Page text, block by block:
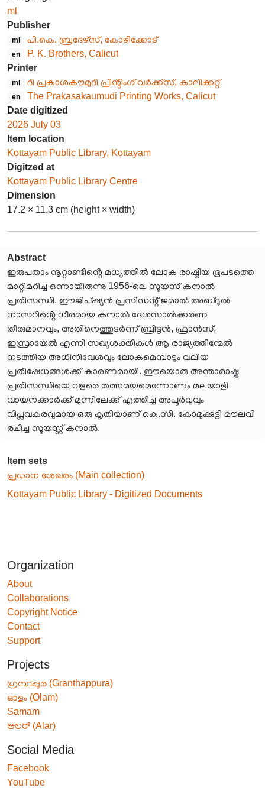
ml
Publisher
ml പി.കെ. ബ്രദേഴ്സ്, കോഴിക്കോട്
en
P. K. Brothers, Calicut
Printer
ml ദി പ്രകാശകൗമുദി പ്രിൻ്റിംഗ് വർക്ക്സ്, കാലിക്കറ്റ്
en
The Prakasakaumudi Printing Works, Calicut
Date digitized
2026 July 03
Item location
Kottayam Public Library, Kottayam
Digitzed at
Kottayam Public Library Centre
Dimension
17.2 × 11.3 cm (height × width)
Abstract
ഇരുപതാം നൂറ്റാണ്ടിൻ്റെ മധ്യത്തിൽ ലോക രാഷ്ട്രീയ ഭൂപടത്തെ
മാറ്റിമറിച്ച ഒന്നായിരുന്നു 1956-ലെ സൂയസ് കനാൽ
പ്രതിസന്ധി. ഈജിപ്ഷ്യൻ പ്രസിഡൻ്റ് ജമാൽ അബ്ദുൽ
നാസറിൻ്റെ ധീരമായ കനാൽ ദേശസാൽക്കരണ
തീരുമാനവും, അതിനെത്തുടർന്ന് ബ്രിട്ടൻ, ഫ്രാൻസ്,
ഇസ്രായേൽ എന്നീ സഖ്യശക്തികൾ ആ രാജ്യത്തിന്മേൽ
നടത്തിയ അധിനിവേശവും ലോകമെമ്പാടും വലിയ
പ്രതിഷേധങ്ങൾക്ക് കാരണമായി. ഈയൊരു അന്താരാഷ്ട്ര
പ്രതിസന്ധിയെ വളരെ തത്സമയമെന്നോണം മലയാളി
വായനക്കാർക്ക് മുന്നിലേക്ക് എത്തിച്ച അപൂർവ്വവും
വിപ്ലവകരവുമായ ഒരു കൃതിയാണ് കെ.സി. കോമുക്കുട്ടി മൗലവി
രചിച്ച സൂയസ്സ് കനാൽ.
Item sets
പ്രധാന ശേഖരം (Main collection)
Kottayam Public Library - Digitized Documents
Organization
About
Collaborations
Copyright Notice
Contact
Support
Projects
ഗ്രന്ഥപ്പുര (Granthappura)
ഓളം (Olam)
Samam
ಅಲರ್ (Alar)
Social Media
Facebook
YouTube